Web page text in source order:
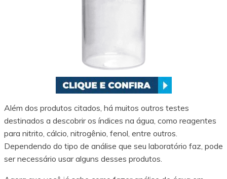
Além dos produtos citados, há muitos outros testes
destinados a descobrir os índices na água, como reagentes
para nitrito, cálcio, nitrogênio, fenol, entre outros.
Dependendo do tipo de análise que seu laboratório faz, pode
ser necessário usar alguns desses produtos.